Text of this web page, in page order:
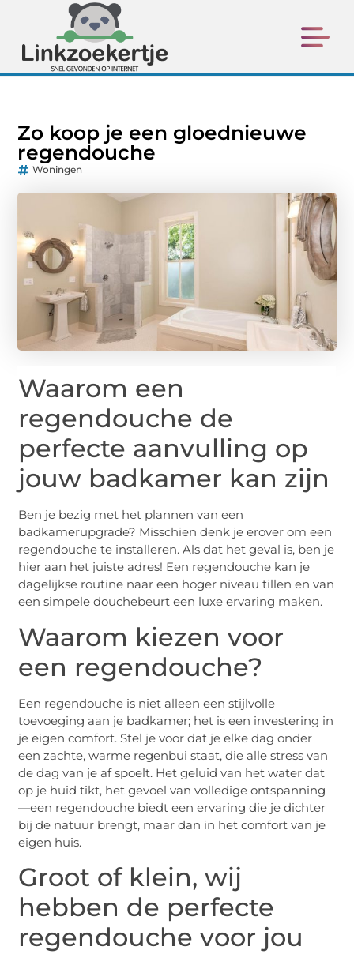
Zo koop je een gloednieuwe
regendouche
Woningen
Waarom een
regendouche de
perfecte aanvulling op
jouw badkamer kan zijn
Ben je bezig met het plannen van een
badkamerupgrade? Misschien denk je erover om een
regendouche te installeren. Als dat het geval is, ben je
hier aan het juiste adres! Een regendouche kan je
dagelijkse routine naar een hoger niveau tillen en van
een simpele douchebeurt een luxe ervaring maken.
Waarom kiezen voor
een regendouche?
Een regendouche is niet alleen een stijlvolle
toevoeging aan je badkamer; het is een investering in
je eigen comfort. Stel je voor dat je elke dag onder
een zachte, warme regenbui staat, die alle stress van
de dag van je af spoelt. Het geluid van het water dat
op je huid tikt, het gevoel van volledige ontspanning
—een regendouche biedt een ervaring die je dichter
bij de natuur brengt, maar dan in het comfort van je
eigen huis.
Groot of klein, wij
hebben de perfecte
regendouche voor jou